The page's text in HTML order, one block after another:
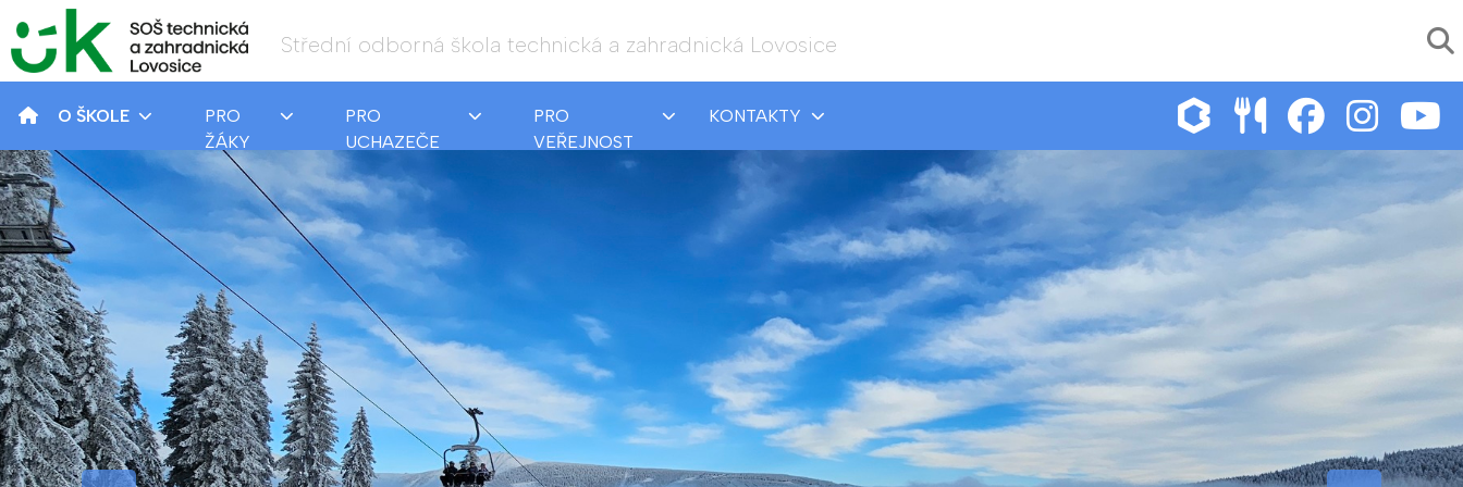
Střední odborná škola technická a zahradnická Lovosice
O ŠKOLE
PRO
ŽÁKY
PRO
UCHAZEČE
PRO
VEŘEJNOST
KONTAKTY